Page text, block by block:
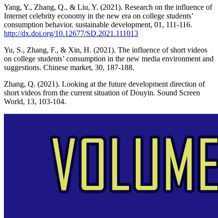
Yang, Y., Zhang, Q., & Liu, Y. (2021). Research on the influence of
Internet celebrity economy in the new era on college students’
consumption behavior. sustainable development, 01, 111-116.
http://dx.doi.org/10.12677/SD.2021.111013
Yu, S., Zhang, F., & Xin, H. (2021). The influence of short videos
on college students’ consumption in the new media environment and
suggestions. Chinese market, 30, 187-188.
Zhang, Q. (2021). Looking at the future development direction of
short videos from the current situation of Douyin. Sound Screen
World, 13, 103-104.